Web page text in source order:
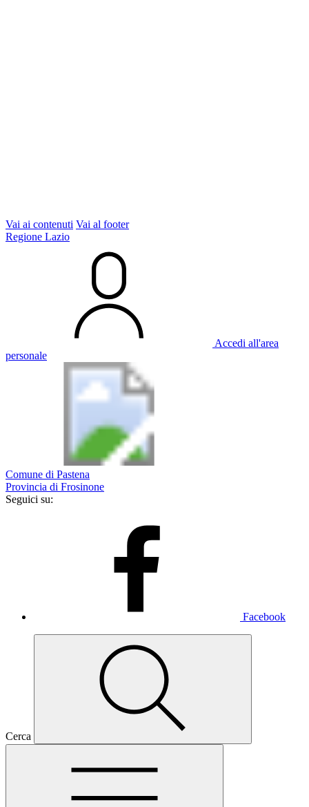
Vai ai contenuti Vai al footer
Regione Lazio
Accedi all'area
personale
Comune di Pastena
Provincia di Frosinone
Seguici su:
Facebook
Cerca